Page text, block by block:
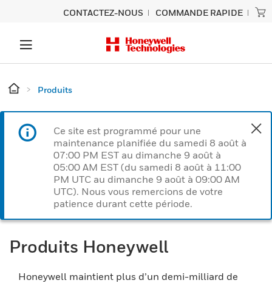
CONTACTEZ-NOUS COMMANDE RAPIDE
Produits
Ce site est programmé pour une
maintenance planifiée du samedi 8 août à
07:00 PM EST au dimanche 9 août à
05:00 AM EST (du samedi 8 août à 11:00
PM UTC au dimanche 9 août à 09:00 AM
UTC). Nous vous remercions de votre
patience durant cette période.
Produits Honeywell
Honeywell maintient plus d’un demi-milliard de